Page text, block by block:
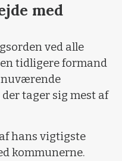
med
ved alle
tidligere formand
nuværende
tager sig mest af
hans vigtigste
kommunerne.